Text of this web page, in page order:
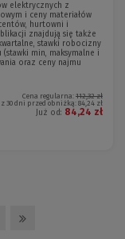
elektrycznych z
i ceny materiałów
hurtowni i
znajdują się także
stawki robocizny
min, maksymalne i
oraz ceny najmu
Cena regularna: 112,32 zł
30 dni przed obniżką: 84,24 zł
Już od: 84,24 zł